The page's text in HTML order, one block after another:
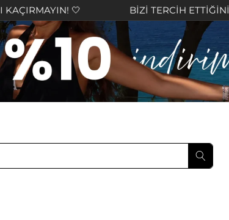
BİZİ TERCİH ETTİĞİNİZ İÇİN